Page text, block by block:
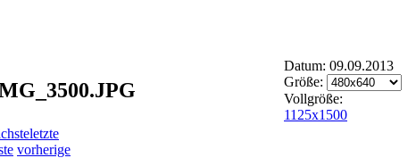
Datum: 09.09.2013
Größe:
Vollgröße:
1125x1500
letzte
vorherige